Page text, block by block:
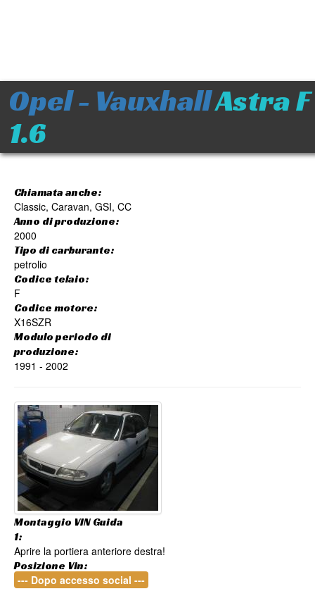
Opel - VauxhallAstra F
1.6
Chiamata anche:
Classic, Caravan, GSI, CC
Anno di produzione:
2000
Tipo di carburante:
petrolio
Codice telaio:
F
Codice motore:
X16SZR
Modulo periodo di
produzione:
1991 - 2002
Montaggio VIN Guida
1:
Aprire la portiera anteriore destra!
Posizione Vin:
--- Dopo accesso social ---